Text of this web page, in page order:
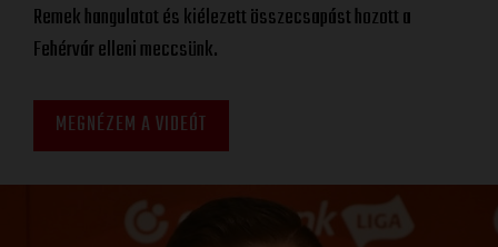
Remek hangulatot és kiélezett összecsapást hozott a
Fehérvár elleni meccsünk.
MEGNÉZEM A VIDEÓT